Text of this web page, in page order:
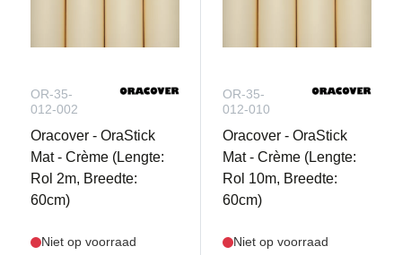
OR-35-
012-002
Oracover - OraStick
Mat - Crème (Lengte:
Rol 2m, Breedte:
60cm)
Niet op voorraad
OR-35-
012-010
Oracover - OraStick
Mat - Crème (Lengte:
Rol 10m, Breedte:
60cm)
Niet op voorraad